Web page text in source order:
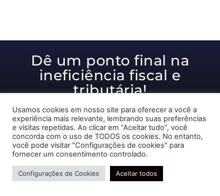
Dê um ponto final na
ineficiência fiscal e
tributária!
Ajudamos você a alcançar
resultados excelentes!
Receber ligação
Usamos cookies em nosso site para oferecer a você a
experiência mais relevante, lembrando suas preferências
e visitas repetidas. Ao clicar em “Aceitar tudo”, você
concorda com o uso de TODOS os cookies. No entanto,
você pode visitar "Configurações de cookies" para
fornecer um consentimento controlado.
Configurações de Cookies Aceitar todos
Precisa de ajuda?